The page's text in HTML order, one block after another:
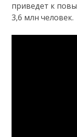
приведет к
3,6 млн человек.